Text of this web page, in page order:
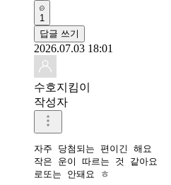
1
답글 쓰기
2026.07.03 18:01
수호지킴이
작성자
자주 당첨되는 편이긴 해요
작은 운이 따르는 것 같아요